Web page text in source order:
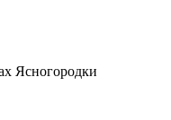
Ясногородки